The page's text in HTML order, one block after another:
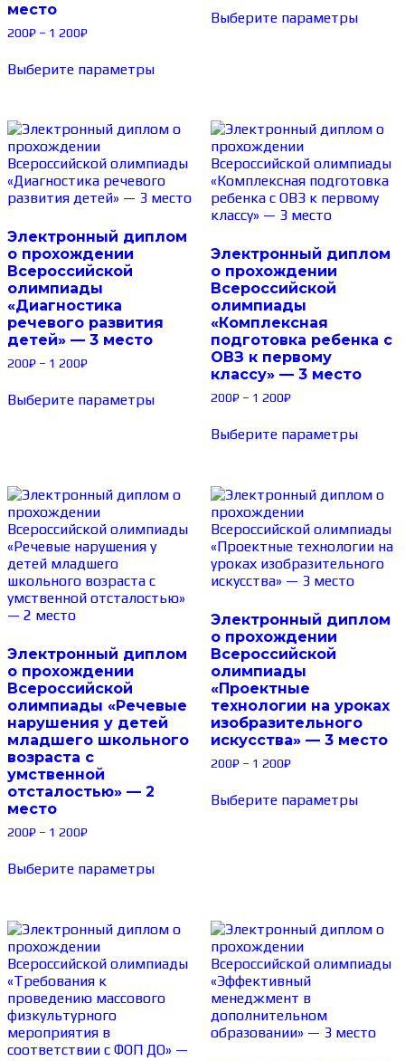
место
200₽ – 1 200₽
Выберите параметры
Выберите параметры
Электронный диплом
о прохождении
Всероссийской
олимпиады
«Диагностика
речевого развития
детей» — 3 место
200₽ – 1 200₽
Выберите параметры
Электронный диплом
о прохождении
Всероссийской
олимпиады
«Комплексная
подготовка ребенка с
ОВЗ к первому
классу» — 3 место
200₽ – 1 200₽
Выберите параметры
Электронный диплом
о прохождении
Всероссийской
олимпиады «Речевые
нарушения у детей
младшего школьного
возраста с
умственной
отсталостью» — 2
место
200₽ – 1 200₽
Выберите параметры
Электронный диплом
о прохождении
Всероссийской
олимпиады
«Проектные
технологии на уроках
изобразительного
искусства» — 3 место
200₽ – 1 200₽
Выберите параметры